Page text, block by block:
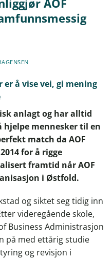
å vise vei, gi mening
anlagt og har alltid
hjelpe mennesker til en
match da AOF
for å rigge
framtid når AOF
i Østfold.
og siktet seg tidig inn
videregående skole,
Business Administrasjon
på med ettårig studie
og revisjon i